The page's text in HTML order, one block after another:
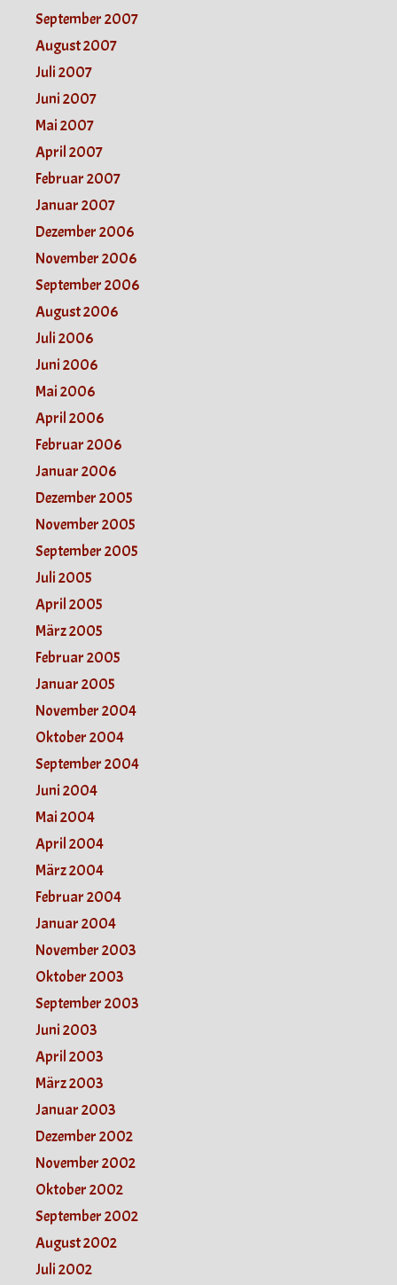
September 2007
August 2007
Juli 2007
Juni 2007
Mai 2007
April 2007
Februar 2007
Januar 2007
Dezember 2006
November 2006
September 2006
August 2006
Juli 2006
Juni 2006
Mai 2006
April 2006
Februar 2006
Januar 2006
Dezember 2005
November 2005
September 2005
Juli 2005
April 2005
März 2005
Februar 2005
Januar 2005
November 2004
Oktober 2004
September 2004
Juni 2004
Mai 2004
April 2004
März 2004
Februar 2004
Januar 2004
November 2003
Oktober 2003
September 2003
Juni 2003
April 2003
März 2003
Januar 2003
Dezember 2002
November 2002
Oktober 2002
September 2002
August 2002
Juli 2002